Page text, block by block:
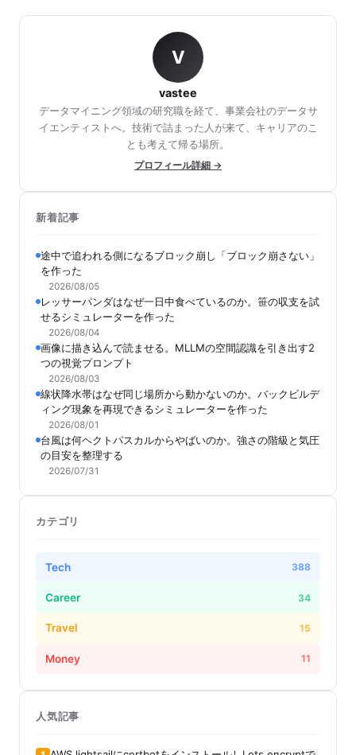
V
vastee
データマイニング領域の研究職を経て、事業会社のデータサ
イエンティストへ。技術で詰まった人が来て、キャリアのこ
とも考えて帰る場所。
プロフィール詳細 →
新着記事
途中で追われる側になるブロック崩し「ブロック崩さない」
を作った
2026/08/05
レッサーパンダはなぜ一日中食べているのか。笹の収支を試
せるシミュレーターを作った
2026/08/04
画像に描き込んで読ませる。MLLMの空間認識を引き出す2
つの視覚プロンプト
2026/08/03
線状降水帯はなぜ同じ場所から動かないのか。バックビルデ
ィング現象を再現できるシミュレーターを作った
2026/08/01
台風は何ヘクトパスカルからやばいのか。強さの階級と気圧
の目安を整理する
2026/07/31
カテゴリ
Tech 388
Career 34
Travel 15
Money 11
人気記事